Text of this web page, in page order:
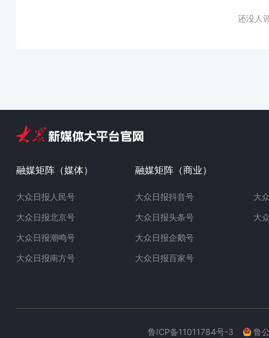
还没人
融媒矩阵（媒体）
大众日报人民号
大众日报北京号
大众日报潮鸣号
大众日报南方号
融媒矩阵（商业）
大众日报抖音号
大众日报头条号
大众日报企鹅号
大众日报百家号
大
大
鲁ICP备11011784号-3 鲁